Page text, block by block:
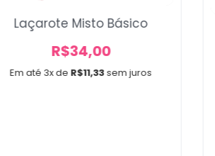
Em até 3x deR$11,33sem juros
Laçarote Misto Básico
R$34,00